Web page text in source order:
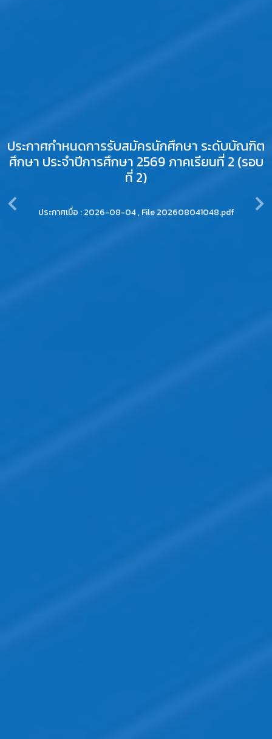
ประกาศกำหนดการรับสมัครนักศึกษา ระดับบัณฑิต
ศึกษา ประจำปีการศึกษา 2569 ภาคเรียนที่ 2 (รอบ
ที่ 2)
ประกาศเมื่อ : 2026-08-04 , File 202608041048.pdf